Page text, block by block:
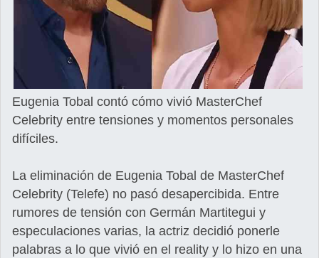
Eugenia Tobal contó cómo vivió MasterChef
Celebrity entre tensiones y momentos personales
difíciles.
La eliminación de Eugenia Tobal de MasterChef
Celebrity (Telefe) no pasó desapercibida. Entre
rumores de tensión con Germán Martitegui y
especulaciones varias, la actriz decidió ponerle
palabras a lo que vivió en el reality y lo hizo en una